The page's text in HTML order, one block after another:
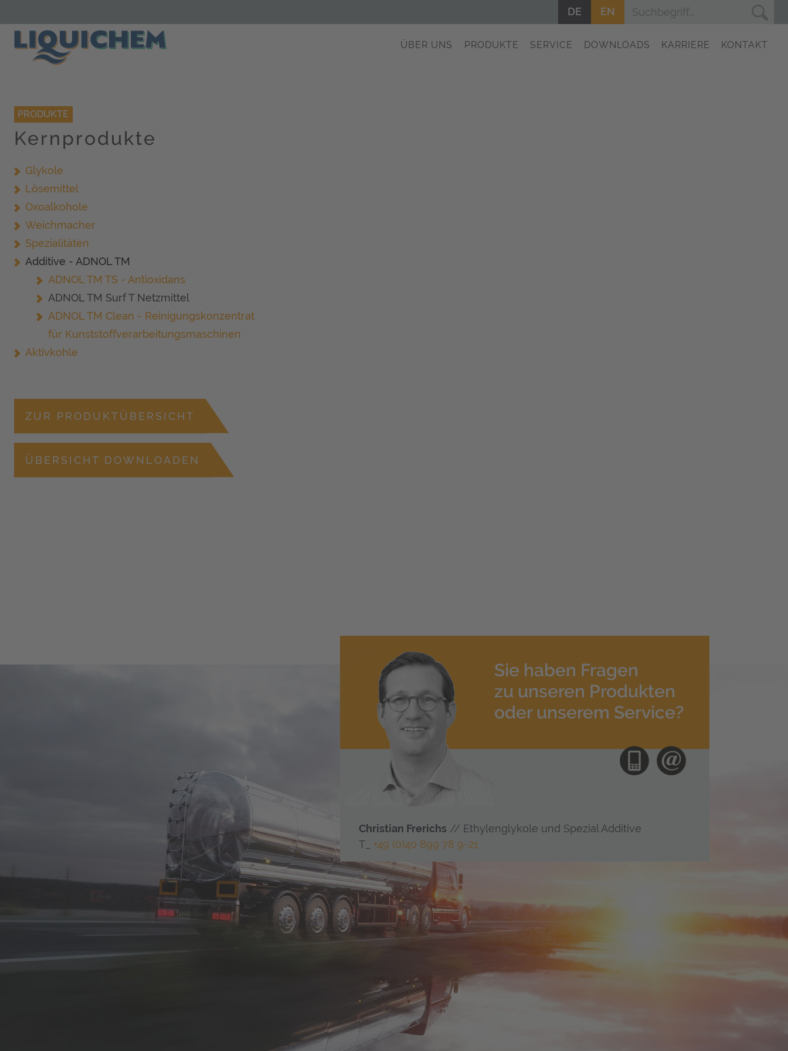
DE EN
ÜBER UNS PRODUKTE SERVICE DOWNLOADS KARRIERE KONTAKT
PRODUKTE
Kernprodukte
Navigation überspringen
Glykole
Lösemittel
Oxoal­kohole
Weichmacher
Spezialitäten
Additive - ADNOL TM
ADNOL TM TS - Antioxidans
ADNOL TM Surf T Netzmittel
ADNOL TM Clean - Reinigungskonzentrat
für Kunststoffverarbeitungsmaschinen
Aktivkohle
ZUR PRODUKTÜBERSICHT
ÜBERSICHT DOWNLOADEN
Sie haben Fragen
zu unseren Produkten
oder unserem Service?
Christian Frerichs // Ethylenglykole und Spezial Additive
T_ +49 (0)40 899 78 9-21